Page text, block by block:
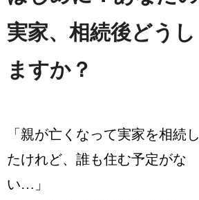
実家、相続後どうし
ますか？
「親が亡くなって実家を相続し
たけれど、誰も住む予定がな
い…」